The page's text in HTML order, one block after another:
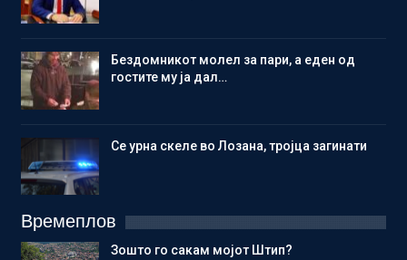
Бездомникот молел за пари, а еден од
гостите му ја дал…
Се урна скеле во Лозана, тројца загинати
Времеплов
Зошто го сакам мојот Штип?